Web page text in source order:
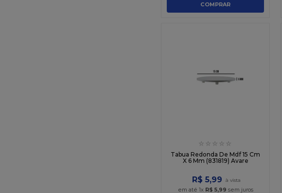
COMPRAR
☆ ☆ ☆ ☆ ☆
Tabua Redonda De Mdf 15 Cm
X 6 Mm (831819) Avare
R$ 5,99
em até 1x R$ 5,99 sem juros